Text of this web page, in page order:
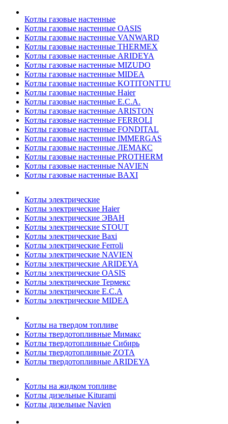
Котлы газовые настенные
Котлы газовые настенные OASIS
Котлы газовые настенные VANWARD
Котлы газовые настенные THERMEX
Котлы газовые настенные ARIDEYA
Котлы газовые настенные MIZUDO
Котлы газовые настенные MIDEA
Котлы газовые настенные KOTITONTTU
Котлы газовые настенные Haier
Котлы газовые настенные E.C.A.
Котлы газовые настенные ARISTON
Котлы газовые настенные FERROLI
Котлы газовые настенные FONDITAL
Котлы газовые настенные IMMERGAS
Котлы газовые настенные ЛЕМАКС
Котлы газовые настенные PROTHERM
Котлы газовые настенные NAVIEN
Котлы газовые настенные BAXI
Котлы электрические
Котлы электрические Haier
Котлы электрические ЭВАН
Котлы электрические STOUT
Котлы электрические Baxi
Котлы электрические Ferroli
Котлы электрические NAVIEN
Котлы электрические ARIDEYA
Котлы электрические OASIS
Котлы электрические Термекс
Котлы электрические E.C.A
Котлы электрические MIDEA
Котлы на твердом топливе
Котлы твердотопливные Мимакс
Котлы твердотопливные Сибирь
Котлы твердотопливные ZOTA
Котлы твердотопливные ARIDEYA
Котлы на жидком топливе
Котлы дизельные Kiturami
Котлы дизельные Navien